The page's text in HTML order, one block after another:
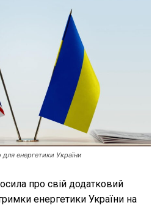
енергетики України
про свій додатковий
енергетики України на